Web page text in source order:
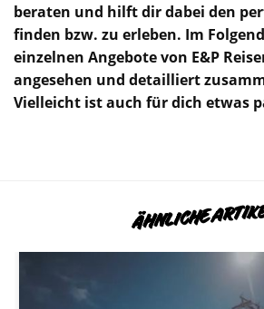
beraten und hilft dir dabei den
finden bzw. zu erleben. Im
einzelnen Angebote von E&P
angesehen und detailliert
Vielleicht ist auch für dich etwas
ÄHNLICHE